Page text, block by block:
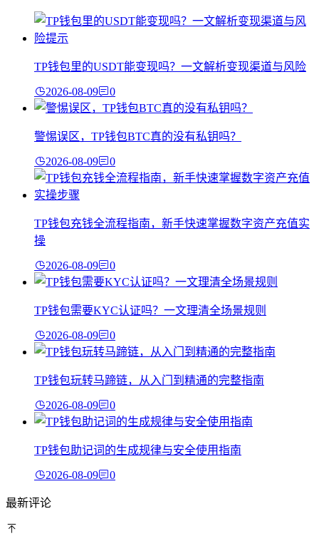
TP钱包里的USDT能变现吗？一文解析变现渠道与风险
2026-08-09 0
警惕误区，TP钱包BTC真的没有私钥吗？
2026-08-09 0
TP钱包充钱全流程指南，新手快速掌握数字资产充值实
操
2026-08-09 0
TP钱包需要KYC认证吗？一文理清全场景规则
2026-08-09 0
TP钱包玩转马蹄链，从入门到精通的完整指南
2026-08-09 0
TP钱包助记词的生成规律与安全使用指南
2026-08-09 0
最新评论